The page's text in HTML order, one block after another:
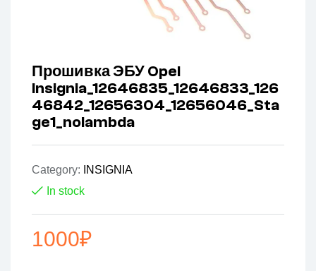
Прошивка ЭБУ Opel
Insignia_12646835_12646833_126
46842_12656304_12656046_Sta
ge1_nolambda
Category:
INSIGNIA
In stock
1000₽